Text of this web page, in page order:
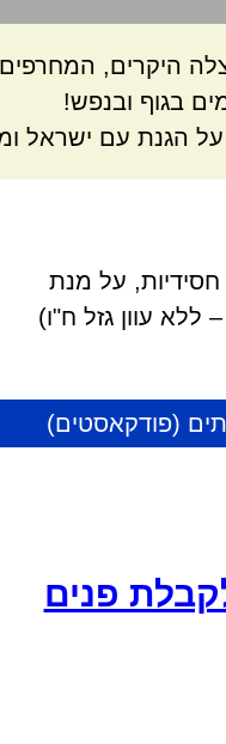
היקרים,
בגוף ובנפש!
הגנת עם ישראל
חסידיות, על מנת
עוון גזל ח"ו)
(פודקאסטים)
פנים